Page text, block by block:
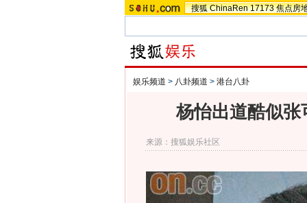
搜狐 ChinaRen 17173 焦点房
娱乐频道 > 八卦频道 > 港台八卦
杨怡出道酷似张
来源： 搜狐娱乐社区